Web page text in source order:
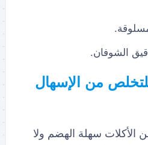
الشوفان.
من الإسهال
الأكلات سهلة الهضم ولا